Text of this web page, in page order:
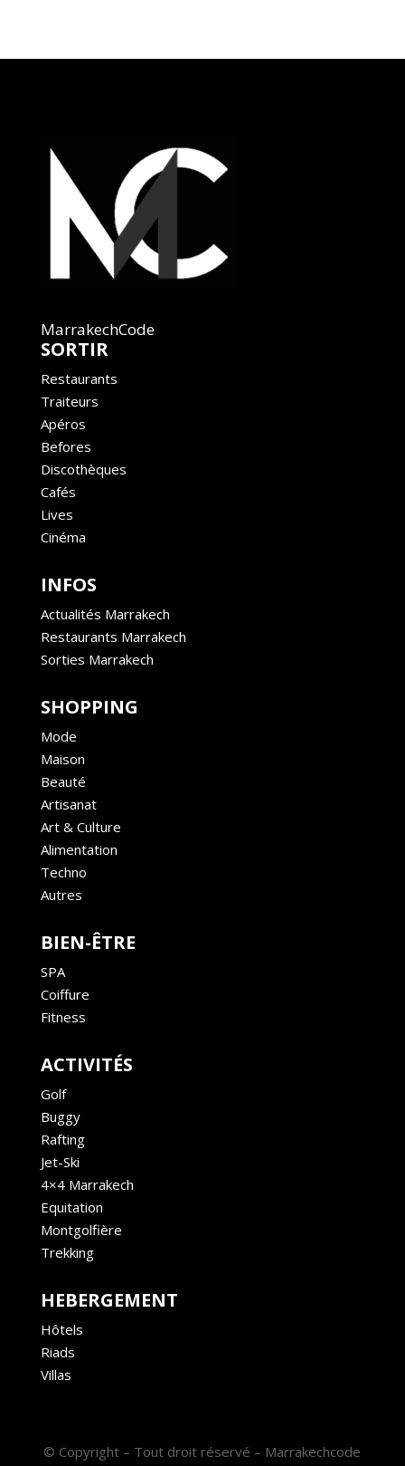
MarrakechCode
SORTIR
Restaurants
Traiteurs
Apéros
Befores
Discothèques
Cafés
Lives
Cinéma
INFOS
Actualités Marrakech
Restaurants Marrakech
Sorties Marrakech
SHOPPING
Mode
Maison
Beauté
Artisanat
Art & Culture
Alimentation
Techno
Autres
BIEN-ÊTRE
SPA
Coiffure
Fitness
ACTIVITÉS
Golf
Buggy
Rafting
Jet-Ski
4×4 Marrakech
Equitation
Montgolfière
Trekking
HEBERGEMENT
Hôtels
Riads
Villas
© Copyright – Tout droit réservé – Marrakechcode